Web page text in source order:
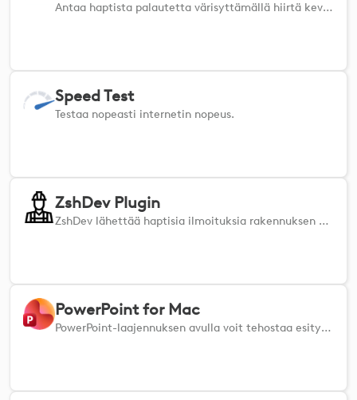
Antaa haptista palautetta värisyttämällä hiirtä kevyesti, kun hiiri liikkuu napsautettavien elementtien päällä. - Lisäsovelluksia ei tarvita - asenna vain ja toimi. - Voit kytkeä ominaisuuden päälle tai pois päältä milloin tahansa helposti. - Lisää päivittäiseen työnkulkuun hienovarainen kosketuksen tunne ja tee jokapäiväisistä tehtävistä miellyttävämpiä.
Speed Test
Testaa nopeasti internetin nopeus.
ZshDev Plugin
ZshDev lähettää haptisia ilmoituksia rakennuksen valmistumisesta sekä CPU- ja RAM-varoituksia terminaalissa ja haptisina hälytyksinä, jotta hiljaiset kaatumiset voidaan havaita. Mukauta asetuksia! ZshDev-laajennus antaa sinulle haptista palautetta heti, kun rakennus valmistuu, joten sinun ei tarvitse tarkkailla terminaalia jatkuvasti. Se valvoo myös CPU:n ja RAM-muistin käyttöä rakennuksen aikana ja varoittaa, kun resurssit ovat käymässä vähiin, mikä auttaa havaitsemaan huomaamattomat kaatumiset. Jos käyttö nousee liian korkeaksi, saat selkeän terminaalivaroituksen sekä haptisen hälytyksen, jotta voit reagoida välittömästi. Määritä omat kynnysarvot, seurantaväli jne. käyttämällä ”Avaa asetukset” -toimintoa.
PowerPoint for Mac
PowerPoint-laajennuksen avulla voit tehostaa esityksiäsi hallitsemalla dioja, muotoilemalla sisältöä ja navigoimalla kansiossa nopeasti MacOS:n pikakuvakkeiden avulla.